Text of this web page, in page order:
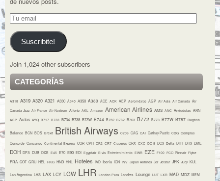
Tu
email
Suscribite!
Join 1,024 other subscribers
CATEGORÍAS
A318 A319 A320 A321 A330 A340 A350 A380 ACE ACK AEP Aeroméxico AGP Air Asia Air Canada Air
Canada Jazz Air France Air Nostrum Airbnb AKL Amazon American Airlines AMS ANC Anécdotas ARN
ASP Autos AYQ B717 B733 B734 B738 B73W B744 B752 B762 B763 B772 B773 B77W B787 Bagbnb
Balance BCN BOS Brexit British Airways C206 CAG CAI Cathay Pacific CDG Compras
Concorde Concurso Continental Express COR CPH CR2 CR7 Cruceros CRX CXC DC-8 DC3 Delta DH1 DH3 DME
DOH DPS DUB DXB E45 E70 E90 EDI Egyptair Elvis Entretenimiento EWR EZE F100 FCO Finnair Flybe
FRA GOT GRU HEL HKG HND HNL Hoteles IAD Iberia ICN INV Japan Airlines Jer Jetstar JFK Jucy KUL
Lan Argentina LAS LAX LCY LGW LHR London Pass Londres Lounge LUT LXR MAD MDZ MEM